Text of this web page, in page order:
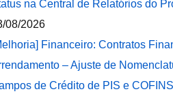
na Central de Relatórios do
08/2026
Financeiro: Contratos
– Ajuste de
de Crédito de PIS e COFINS